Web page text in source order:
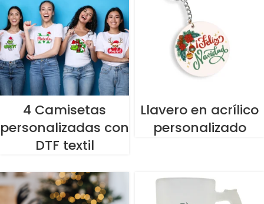
4 Camisetas
personalizadas con
DTF textil
Llavero en acrílico
personalizado